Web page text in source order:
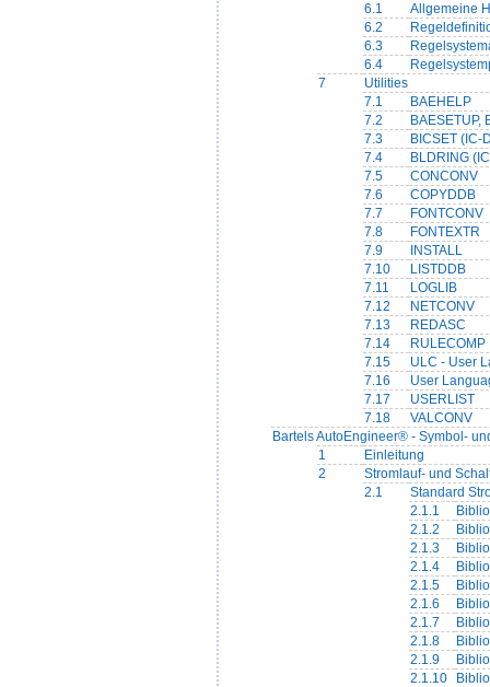
6.1
Allgemeine
6.2
6.3
6.4
7
Utilities
7.1
BAEHELP
7.2
BAESETUP,
7.3
BICSET (IC-
7.4
BLDRING
7.5
CONCONV
7.6
COPYDDB
7.7
FONTCONV
7.8
FONTEXTR
7.9
INSTALL
7.10
LISTDDB
7.11
LOGLIB
7.12
NETCONV
7.13
REDASC
7.14
RULECOMP
7.15
ULC - User
7.16
User
7.17
USERLIST
7.18
VALCONV
Bartels AutoEngineer® - Symbol-
1
Einleitung
2
Stromlauf- und
2.1
Standard
2.1.1
2.1.2
2.1.3
2.1.4
2.1.5
2.1.6
2.1.7
2.1.8
2.1.9
2.1.10